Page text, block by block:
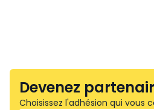
Devenez
Choisissez l'adhésion qui vous